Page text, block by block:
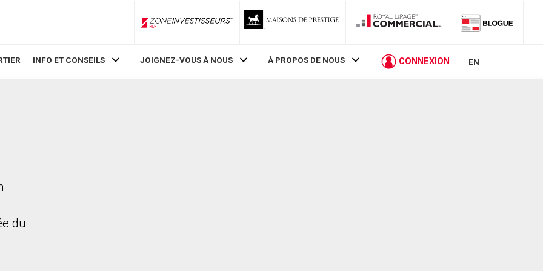
ZoneInvestisseurs RLP
INFO ET CONSEILS JOIGNEZ-VOUS À NOUS À PROPOS DE NOUS CONNEXION EN
du